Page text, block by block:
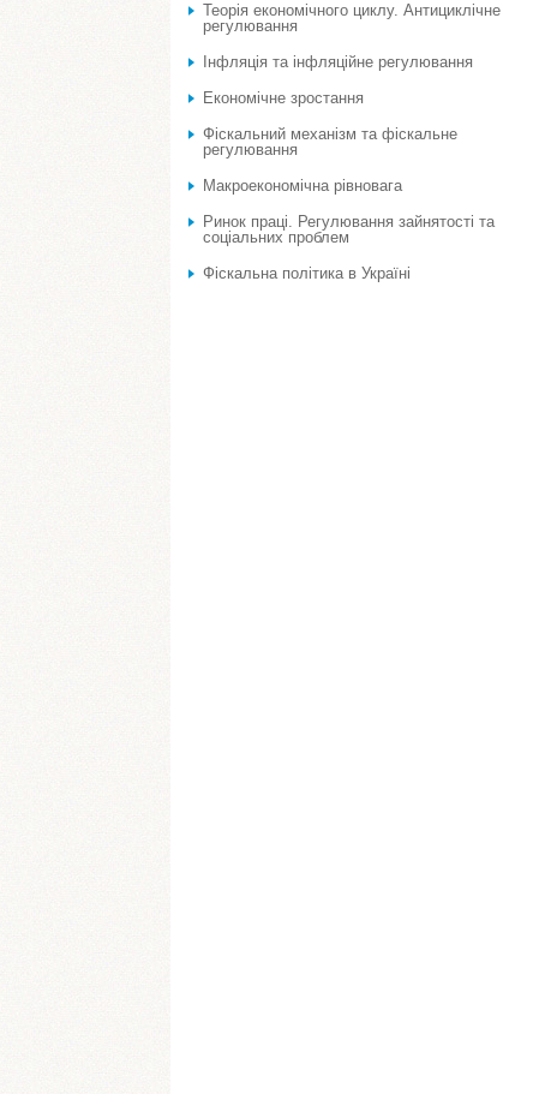
Теорія економічного циклу. Антициклічне
регулювання
Інфляція та інфляційне регулювання
Економічне зростання
Фіскальний механізм та фіскальне
регулювання
Макроекономічна рівновага
Ринок праці. Регулювання зайнятості та
соціальних проблем
Фіскальна політика в Україні